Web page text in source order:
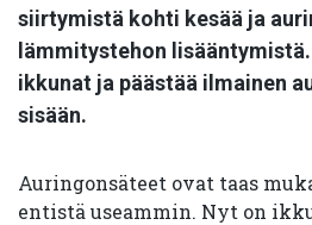
siirtymistä kohti kesää ja
lämmitystehon
ikkunat ja päästää ilmainen
sisään.
Auringonsäteet ovat taas
entistä useammin. Nyt on